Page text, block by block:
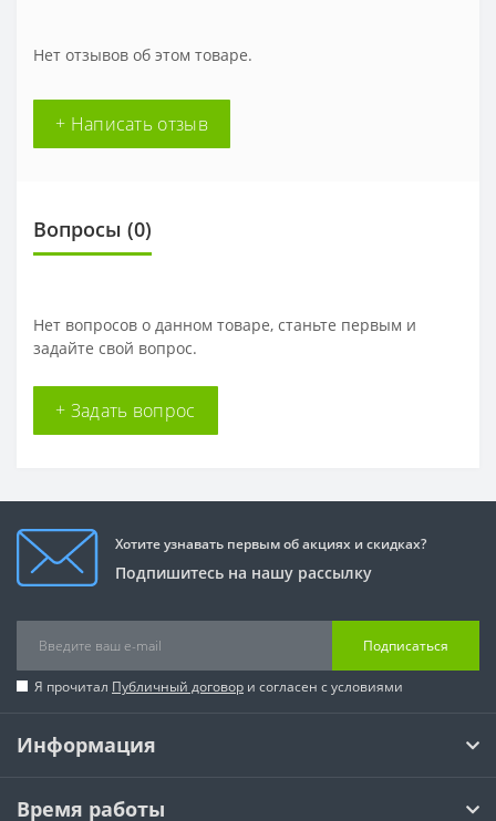
Нет отзывов об этом товаре.
+ Написать отзыв
Вопросы (0)
Нет вопросов о данном товаре, станьте первым и
задайте свой вопрос.
+ Задать вопрос
Хотите узнавать первым об акциях и скидках?
Подпишитесь на нашу рассылку
Подписаться
Я прочитал Публичный договор и согласен с условиями
Информация
Время работы